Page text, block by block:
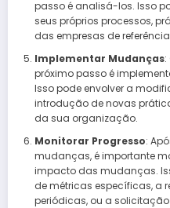
passo é analisá-los. Isso
seus próprios processos,
das empresas de
Implementar Mudanças:
próximo passo é
Isso pode envolver a
introdução de novas
da sua organização.
Monitorar Progresso:
mudanças, é importante
impacto das mudanças.
de métricas específicas, a
periódicas, ou a